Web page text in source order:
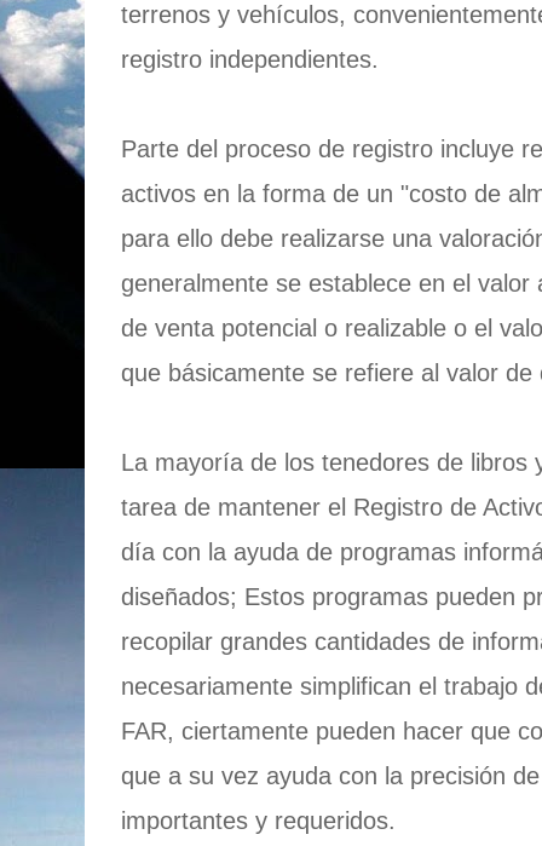
terrenos y vehículos,
registro independientes.
Parte del proceso de registro incluye
activos en la forma de un "costo de
para ello debe realizarse una
generalmente se establece en el
de venta potencial o realizable o el
que básicamente se refiere al valor
La mayoría de los tenedores de libros
tarea de mantener el Registro de
día con la ayuda de programas
diseñados; Estos programas pueden
recopilar grandes cantidades de
necesariamente simplifican el trabajo
FAR, ciertamente pueden hacer que
que a su vez ayuda con la precisión
importantes y requeridos.